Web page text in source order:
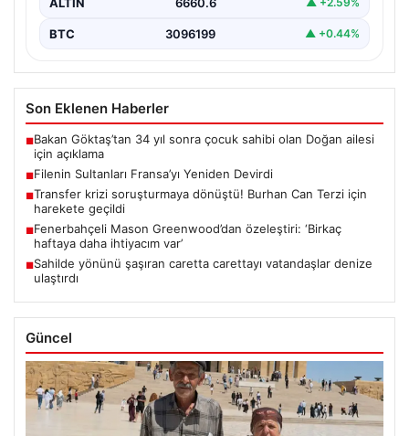
BTC 3096199 ▲ +0.44%
Son Eklenen Haberler
■Bakan Göktaş’tan 34 yıl sonra çocuk sahibi olan Doğan ailesi
için açıklama
■Filenin Sultanları Fransa’yı Yeniden Devirdi
■Transfer krizi soruşturmaya dönüştü! Burhan Can Terzi için
harekete geçildi
■Fenerbahçeli Mason Greenwood’dan özeleştiri: ‘Birkaç
haftaya daha ihtiyacım var’
■Sahilde yönünü şaşıran caretta carettayı vatandaşlar denize
ulaştırdı
Güncel